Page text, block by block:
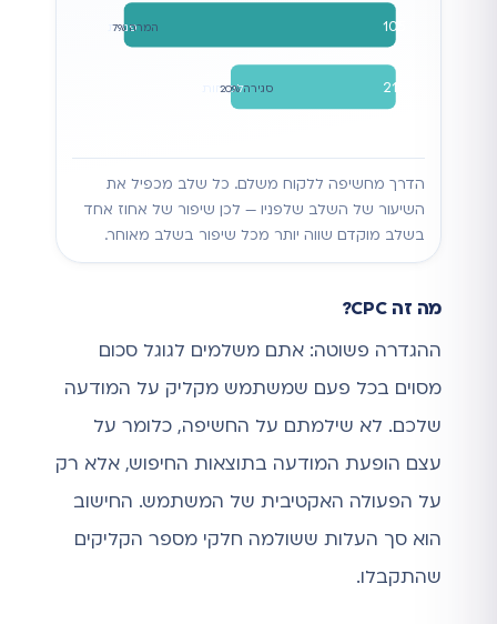
105 פניותהמרה 7%
21 לקוחותסגירה 20%
הדרך מחשיפה ללקוח משלם. כל שלב מכפיל את
השיעור של השלב שלפניו — לכן שיפור של אחוז אחד
בשלב מוקדם שווה יותר מכל שיפור בשלב מאוחר.
מה זה CPC?
ההגדרה פשוטה: אתם משלמים לגוגל סכום
מסוים בכל פעם שמשתמש מקליק על המודעה
שלכם. לא שילמתם על החשיפה, כלומר על
עצם הופעת המודעה בתוצאות החיפוש, אלא רק
על הפעולה האקטיבית של המשתמש. החישוב
הוא סך העלות ששולמה חלקי מספר הקליקים
שהתקבלו.